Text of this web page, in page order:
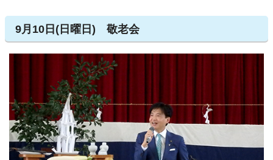
9月10日(日曜日) 敬老会